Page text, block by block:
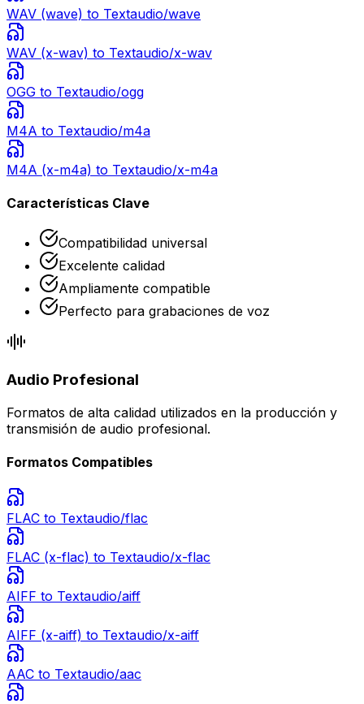
WAV (wave) to Textaudio/wave
WAV (x-wav) to Textaudio/x-wav
OGG to Textaudio/ogg
M4A to Textaudio/m4a
M4A (x-m4a) to Textaudio/x-m4a
Características Clave
Compatibilidad universal
Excelente calidad
Ampliamente compatible
Perfecto para grabaciones de voz
Audio Profesional
Formatos de alta calidad utilizados en la producción y
transmisión de audio profesional.
Formatos Compatibles
FLAC to Textaudio/flac
FLAC (x-flac) to Textaudio/x-flac
AIFF to Textaudio/aiff
AIFF (x-aiff) to Textaudio/x-aiff
AAC to Textaudio/aac